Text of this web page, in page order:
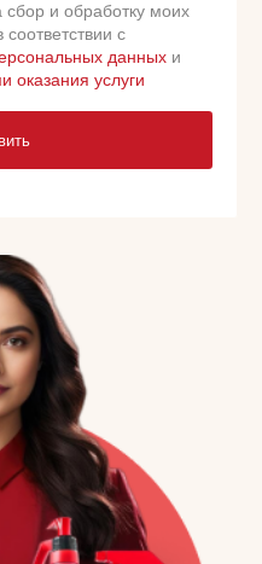
сбор и обработку моих
с
данных и
оказания услуги